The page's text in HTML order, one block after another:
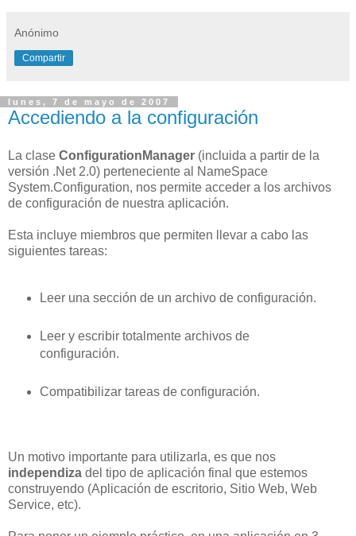
Anónimo
Compartir
lunes, 7 de mayo de 2007
Accediendo a la configuración
La clase ConfigurationManager (incluida a partir de la
versión .Net 2.0) perteneciente al NameSpace
System.Configuration, nos permite acceder a los archivos
de configuración de nuestra aplicación.
Esta incluye miembros que permiten llevar a cabo las
siguientes tareas:
Leer una sección de un archivo de configuración.
Leer y escribir totalmente archivos de
configuración.
Compatibilizar tareas de configuración.
Un motivo importante para utilizarla, es que nos
independiza del tipo de aplicación final que estemos
construyendo (Aplicación de escritorio, Sitio Web, Web
Service, etc).